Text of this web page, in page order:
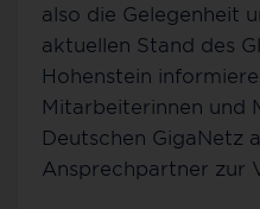
also die Gelegenheit
aktuellen Stand des
Hohenstein
Mitarbeiterinnen und
Deutschen GigaNetz
Ansprechpartner zur